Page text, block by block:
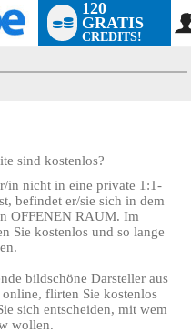
120
GRATIS
CREDITS!
sind kostenlos?
in nicht in eine private 1:1-
befindet er/sie sich in dem
OFFENEN RAUM. Im
Sie kostenlos und so lange
bildschöne Darsteller aus
flirten Sie kostenlos
sich entscheiden, mit wem
wollen.
OFFER!